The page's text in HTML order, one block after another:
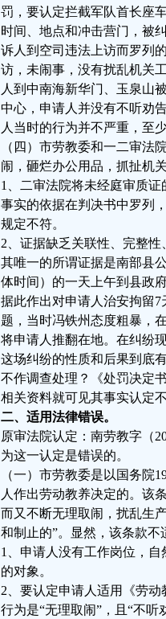
罚，要认定拦截军队首长座
时间、地点和冲击营门，被
诉人到空司违法上访而罗列
访，未闹事，没有扰乱机关
人到中南海新华门、玉泉山
中心，申请人并没有不听劝
人当时的行为并不严重，至
（四）市劳教委和一二审法
闹，砸烂办公用品，抓扯机
1、二审法院将未经庭审质
事实的依据在判决书中罗列
规定不符。
2、证据缺乏关联性、完整性
其唯一的所谓证据是南部县
体时间）的一天上午到县政
据此作出对申请人治安拘留
题，当时冯铁州态度粗暴，
将申请人推翻在地。在纠纷
这场纠纷的性质和后果到底
不作调查处理？《处罚决定
相关资料就可见其事实认定
二、适用法律错误。
原审法院认定：南劳教字（
为这一认定是错误的。
（一）市劳教委是以国务院
人作出劳动教养决定的。该
而又不断无理取闹，扰乱生
和制止的”。显然，该条款不
1、申请人没有工作岗位，
的对象。
2、要认定申请人适用《劳
行为是“无理取闹”，且“不